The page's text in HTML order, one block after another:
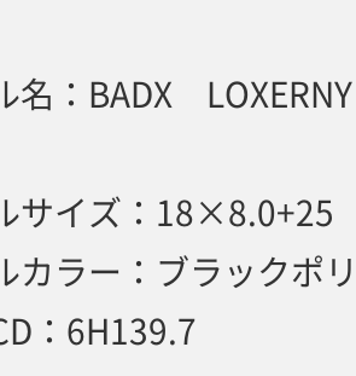
名：BADX
サイズ：
カラー：ブラック
：6H139.7